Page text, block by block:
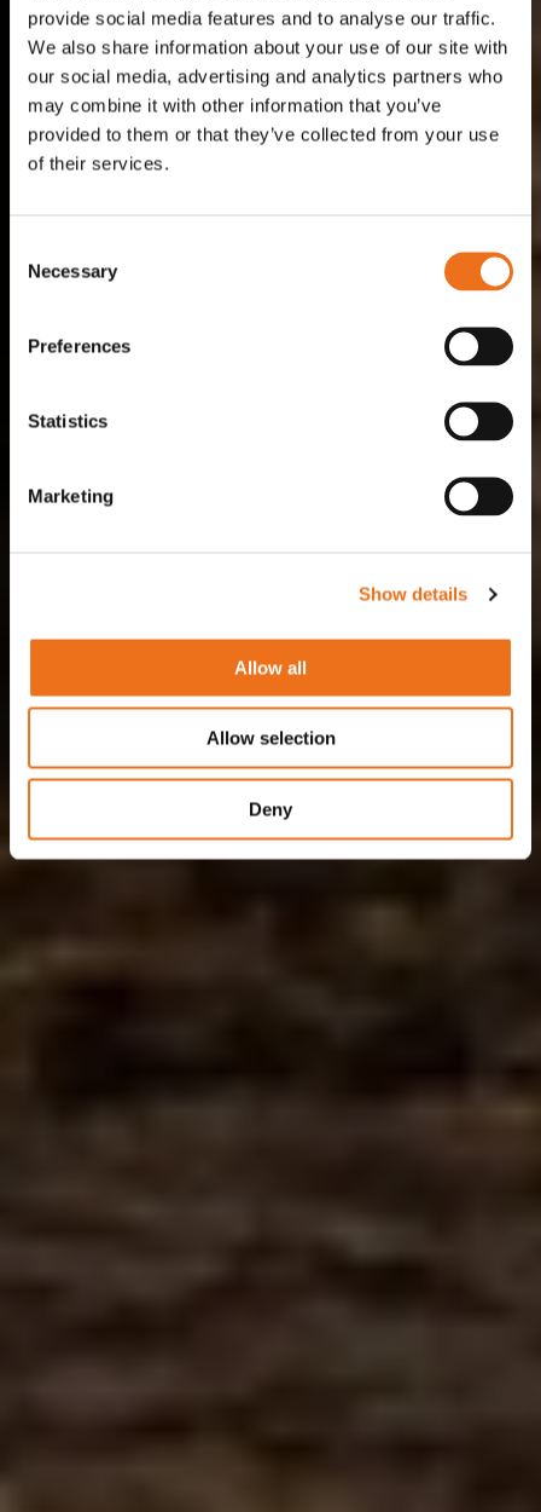
provide social media features and to analyse our traffic.
We also share information about your use of our site with
our social media, advertising and analytics partners who
may combine it with other information that you’ve
provided to them or that they’ve collected from your use
of their services.
Selection
Necessary
Preferences
Statistics
Marketing
Show details
Allow all
Allow selection
Deny